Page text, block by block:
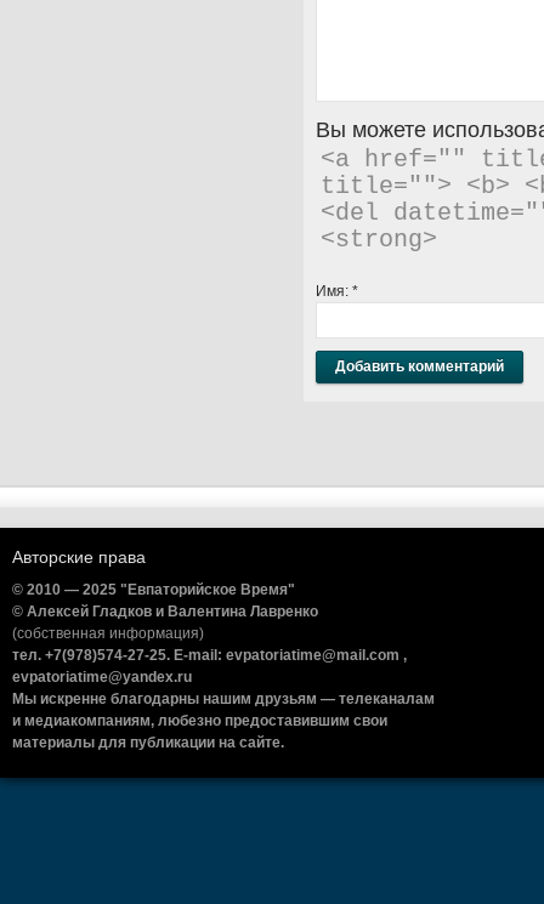
Вы можете
<a href=""
title=""> <b>
<del
<strong>
Имя: *
Авторские права
© 2010 — 2025 "Евпаторийское Время"
© Алексей Гладков и Валентина Лавренко
(собственная информация)
тел. +7(978)574-27-25. E-mail: evpatoriatime@mail.com ,
evpatoriatime@yandex.ru
Мы искренне благодарны нашим друзьям — телеканалам
и медиакомпаниям, любезно предоставившим свои
материалы для публикации на сайте.